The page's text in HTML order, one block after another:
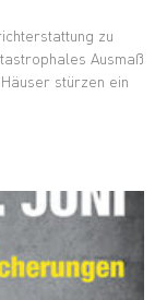
zu
Ausmaß
stürzen ein